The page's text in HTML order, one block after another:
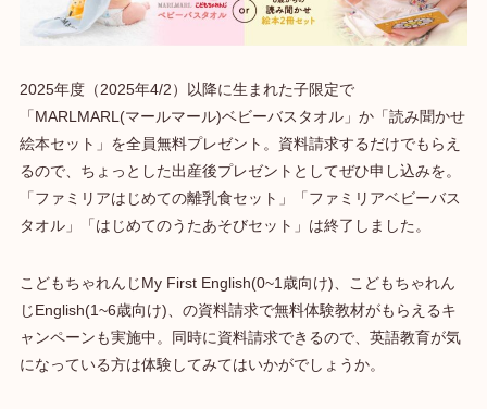
2025年度（2025年4/2）以降に生まれた子限定で
「MARLMARL(マールマール)ベビーバスタオル」か「読み聞かせ
絵本セット」を全員無料プレゼント。資料請求するだけでもらえ
るので、ちょっとした出産後プレゼントとしてぜひ申し込みを。
「ファミリアはじめての離乳食セット」「ファミリアベビーバス
タオル」「はじめてのうたあそびセット」は終了しました。
こどもちゃれんじMy First English(0~1歳向け)、こどもちゃれん
じEnglish(1~6歳向け)、の資料請求で無料体験教材がもらえるキ
ャンペーンも実施中。同時に資料請求できるので、英語教育が気
になっている方は体験してみてはいかがでしょうか。